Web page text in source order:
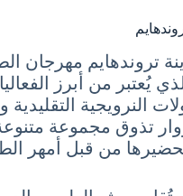
تروندهايم مهرجان
يُعتبر من أبرز
النرويجية التقليدية
تذوق مجموعة
من قبل أمهر